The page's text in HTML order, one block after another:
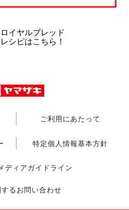
イヤルブレッド
シピはこちら！
ご利用にあたって
特定個人情報基本方針
ディアガイドライン
るお問い合わせ